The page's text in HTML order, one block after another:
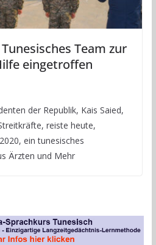
Team zur
eingetroffen
der Republik, Kais Saied,
reiste heute,
ein tunesisches
Ärzten und Mehr